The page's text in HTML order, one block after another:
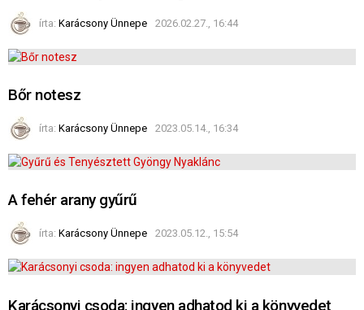
írta: Karácsony Ünnepe 2026.02.27., 16:44
Bőr notesz
írta: Karácsony Ünnepe 2023.05.14., 16:34
A fehér arany gyűrű
írta: Karácsony Ünnepe 2023.05.12., 15:54
Karácsonyi csoda: ingyen adhatod ki a könyvedet